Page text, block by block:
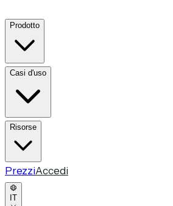
Prodotto
Casi d'uso
Risorse
PrezziAccedi
IT